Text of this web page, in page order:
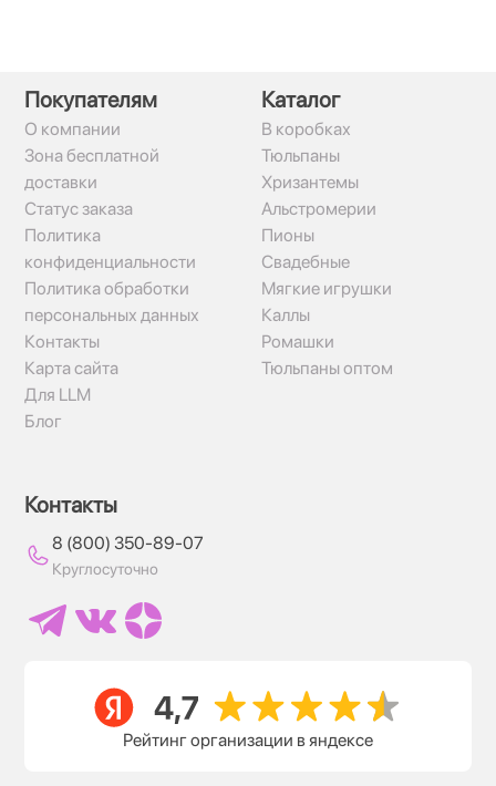
Покупателям
О компании
Зона бесплатной
доставки
Статус заказа
Политика
конфиденциальности
Политика обработки
персональных данных
Контакты
Карта сайта
Для LLM
Блог
Каталог
В коробках
Тюльпаны
Хризантемы
Альстромерии
Пионы
Свадебные
Мягкие игрушки
Каллы
Ромашки
Тюльпаны оптом
Контакты
8 (800) 350-89-07
Круглосуточно
Рейтинг организации в яндексе